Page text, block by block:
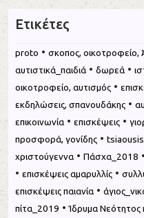
Ετικέτες
proto • σκοπος, οικοτροφείο,
αυτιστικά_παιδιά • δωρεά •
οικοτροφείο, αυτισμός •
εκδηλώσεις, σπανουδάκης •
επικοινωνία • επισκέψεις •
προσφορά, γονίδης • tsiaousis
χριστούγεννα • Πάσχα_2018 •
• επισκέψεις αμαρυλλίς •
επισκέψεις παιανία •
πίτα_2019 •Ίδρυμα Νεότητος